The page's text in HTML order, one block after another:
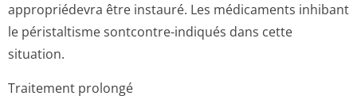
appropriédevra être instauré. Les médicaments inhibant
le péristaltisme sontcontre-indiqués dans cette
situation.
Traitement prolongé